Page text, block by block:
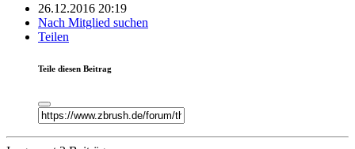
26.12.2016 20:19
Nach Mitglied suchen
Teilen
Teile diesen Beitrag